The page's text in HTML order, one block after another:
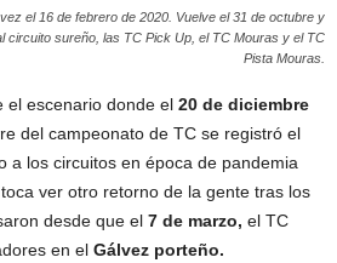
el 16 de febrero de 2020. Vuelve el 31 de octubre y
circuito sureño, las TC Pick Up, el TC Mouras y el TC
Pista Mouras.
el escenario donde el 20 de diciembre
del campeonato de TC se registró el
a los circuitos en época de pandemia
ver otro retorno de la gente tras los
desde que el 7 de marzo, el TC
en el Gálvez porteño.